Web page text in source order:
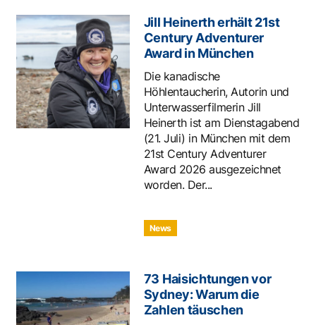
Jill Heinerth erhält 21st
Century Adventurer
Award in München
Die kanadische
Höhlentaucherin, Autorin und
Unterwasserfilmerin Jill
Heinerth ist am Dienstagabend
(21. Juli) in München mit dem
21st Century Adventurer
Award 2026 ausgezeichnet
worden. Der...
News
73 Haisichtungen vor
Sydney: Warum die
Zahlen täuschen